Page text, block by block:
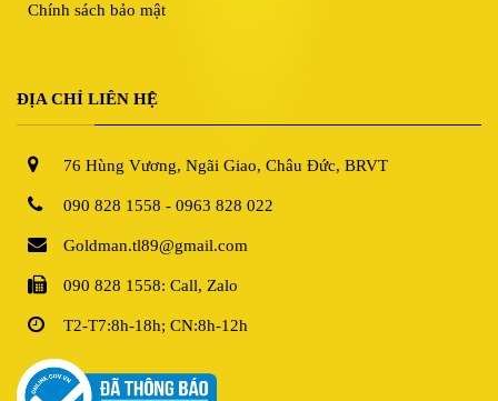
Chính sách bảo mật
ĐỊA CHỈ LIÊN HỆ
76 Hùng Vương, Ngãi Giao, Châu Đức, BRVT
090 828 1558 - 0963 828 022
Goldman.tl89@gmail.com
090 828 1558: Call, Zalo
T2-T7:8h-18h; CN:8h-12h